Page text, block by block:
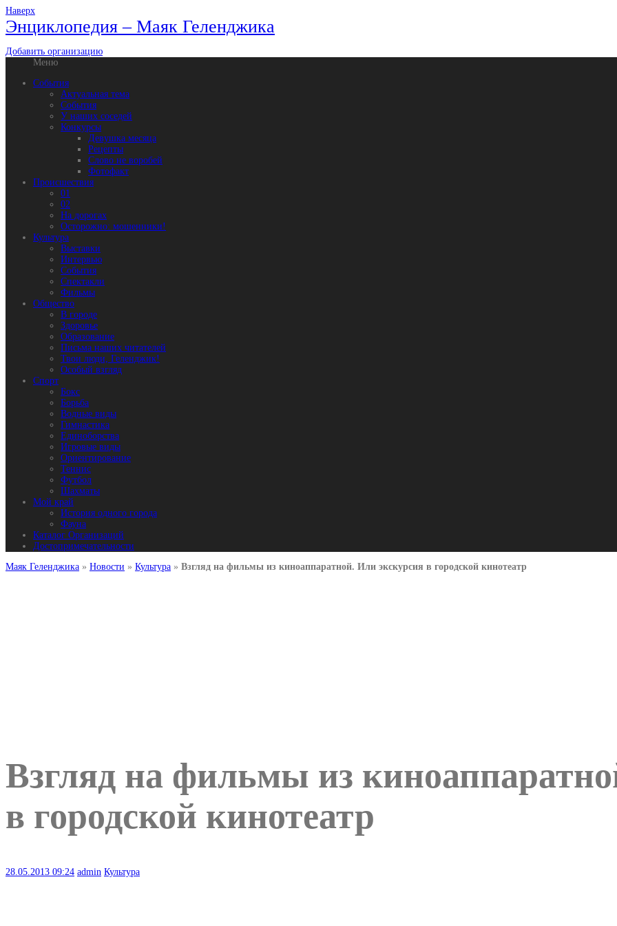
Наверх
Энциклопедия – Маяк Геленджика
Добавить организацию
Меню
События
Актуальная тема
События
У наших соседей
Конкурсы
Девушка месяца
Рецепты
Слово не воробей
Фотофакт
Происшествия
01
02
На дорогах
Осторожно: мошенники!
Культура
Выставки
Интервью
События
Спектакли
Фильмы
Общество
В городе
Здоровье
Образование
Письма наших читателей
Твои люди, Геленджик!
Особый взгляд
Спорт
Бокс
Борьба
Водные виды
Гимнастика
Единоборства
Игровые виды
Ориентирование
Теннис
Футбол
Шахматы
Мой край
История одного города
Фауна
Каталог Организаций
Достопримечательности
Маяк Геленджика » Новости » Культура » Взгляд на фильмы из киноаппаратной. Или экскурсия в городской кинотеатр
Взгляд на фильмы из
в городской кинотеатр
28.05.2013 09:24 admin Культура